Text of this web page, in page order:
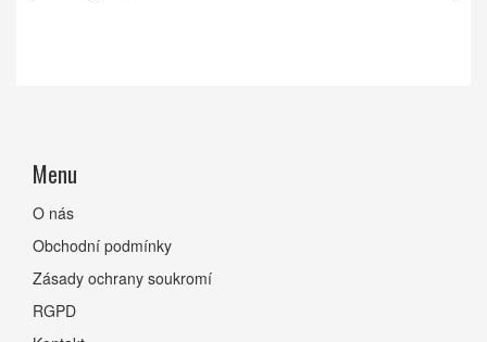
Menu
O nás
Obchodní podmínky
Zásady ochrany soukromí
RGPD